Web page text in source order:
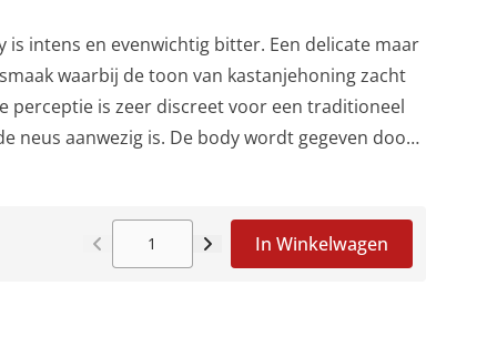
is intens en evenwichtig bitter. Een delicate maar
waarbij de toon van kastanjehoning zacht
perceptie is zeer discreet voor een traditioneel
neus aanwezig is. De body wordt gegeven door
van planten zoals de gentiaanwortel en
die het complex en persistent
bitter door plantaardige ingrediënten,
van citrusvruchten. Alles wordt vervolgens
In Winkelwagen